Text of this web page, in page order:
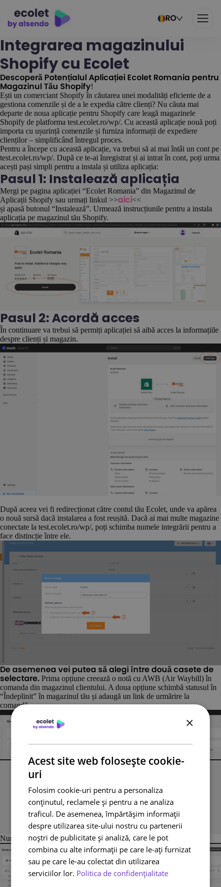
RO
Integrarea magazinului
Shopify cu Ecolet
Descoperă Potențialul Aplicației Ecolet Romania pentru
Magazinul Tău Shopify!
Ești un comerciant Shopify în căutarea unei modalități eficiente de a
gestiona comenzile și de a le expedia către clienți? Nu căuta mai
departe de noua aplicație pentru Shopify care leagă magazinele
Shopify de platforma test.ecolet.ro/wp/. Cu această aplicație nouă poți
importa cu ușurință comenzile și furniza informații de expediere
clienților – simplificând întregul proces.
Pentru a începe cu această aplicație, va trebui să ai mai întâi un cont pe
test.ecolet.ro/wp/. După ce te-ai înregistrat și ai intrat în cont, poți urma
acești pași simpli pentru a instala și utiliza aplicația:
Pasul 1: Instalează aplicația
Mergi pe pagina aplicației “Ecolet Romania” din Magazinul de
Aplicații Shopify sau urmați linkul >>aici<<
și apasă butonul “Instalează”. Urmează instrucțiunile pentru a instala
aplicația pe magazinul tău Shopify.
Pasul 2: Acordă acces
În continuare va trebui să permiți aplicației să aibă acces la informațiile
despre clienți și magazin.
După aceea vei fi redirecționat către contul tău Ecolet, unde va apărea
o nouă sursă dacă instalarea a fost reușită. Dacă ai mai multe magazine
conectate la test.ecolet.ro/wp/, poți schimba numele integrării pentru a
face distincție între ele.
De asemenea vei putea să alegi între două casete de
selectare. Prima opțiune creează o notă cu AWB (Air Waybill) în
comanda din magazinul clientului. A doua opțiune schimbă statusul în
“Îndeplinit” în magazinul tău și adaugă un link de urmărire la
comandă.
Numărul AWB (dacă selectezi doar opțiunea 1)
×
Acest site web folosește cookie-
uri
Folosim cookie-uri pentru a personaliza
conținutul, reclamele și pentru a ne analiza
traficul. De asemenea, împărtășim informații
despre utilizarea site-ului nostru cu partenerii
noștri de publicitate și analiză, care le pot
combina cu alte informații pe care le-ați furnizat
sau pe care le-au colectat din utilizarea
serviciilor lor. Politica de confidențialitate